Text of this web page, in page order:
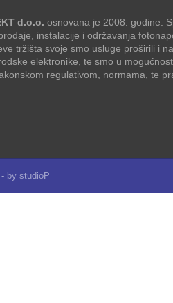
d.o.o. osnovana je 2008. godine.
instalacije i održavanja
tržišta svoje smo usluge proširili i
elektronike, te smo u
regulativom, normama, te
by studioP